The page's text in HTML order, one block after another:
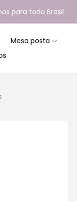
todo Brasil
Mesa posta